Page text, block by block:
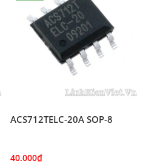
ACS712TELC-20A SOP-8
40.000₫